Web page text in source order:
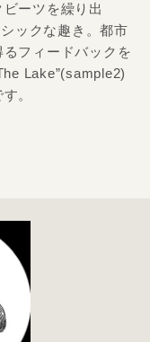
ーツを繰り出
ックな趣き。都市
フィードバックを
Lake”(sample2)
。